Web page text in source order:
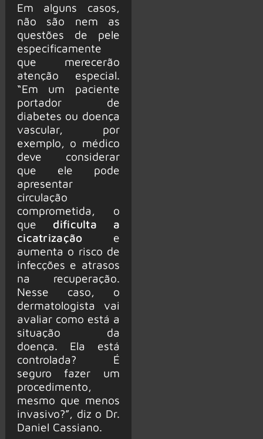
Em alguns casos,
não são nem as
questões de pele
especificamente
que merecerão
atenção especial.
“Em um paciente
portador de
diabetes ou doença
vascular, por
exemplo, o médico
deve considerar
que ele pode
apresentar
circulação
comprometida, o
que dificulta a
cicatrização e
aumenta o risco de
infecções e atrasos
na recuperação.
Nesse caso, o
dermatologista vai
avaliar como está a
situação da
doença. Ela está
controlada? É
seguro fazer um
procedimento,
mesmo que menos
invasivo?”, diz o Dr.
Daniel Cassiano.